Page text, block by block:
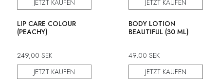
JETZT KAUFEN
JETZT KAUFEN
50% Rabatt
LIP CARE COLOUR
(PEACHY)
249,00 SEK
JETZT KAUFEN
50% Rabatt
BODY LOTION
BEAUTIFUL (30 ML)
49,00 SEK
JETZT KAUFEN